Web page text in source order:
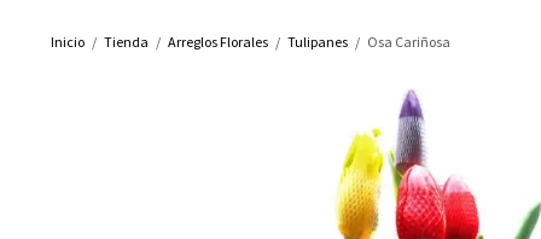
Inicio Tienda Arreglos Florales Tulipanes Osa Cariñosa